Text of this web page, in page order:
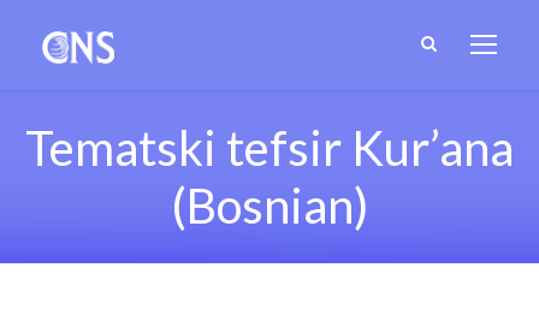
Tematski tefsir Kur’ana
(Bosnian)